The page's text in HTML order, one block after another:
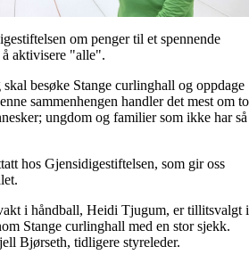
om penger til et spennende
aktivisere "alle".
besøke Stange curlinghall og oppdage
sammenhengen handler det mest om to
ungdom og familier som ikke har så
hos Gjensidigestiftelsen, som gir oss
i håndball, Heidi Tjugum, er tillitsvalgt i
Stange curlinghall med en stor sjekk.
Bjørseth, tidligere styreleder.